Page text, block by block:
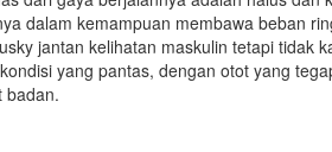
dalam kemampuan membawa beban
jantan kelihatan maskulin tetapi tidak
yang pantas, dengan otot yang
badan.